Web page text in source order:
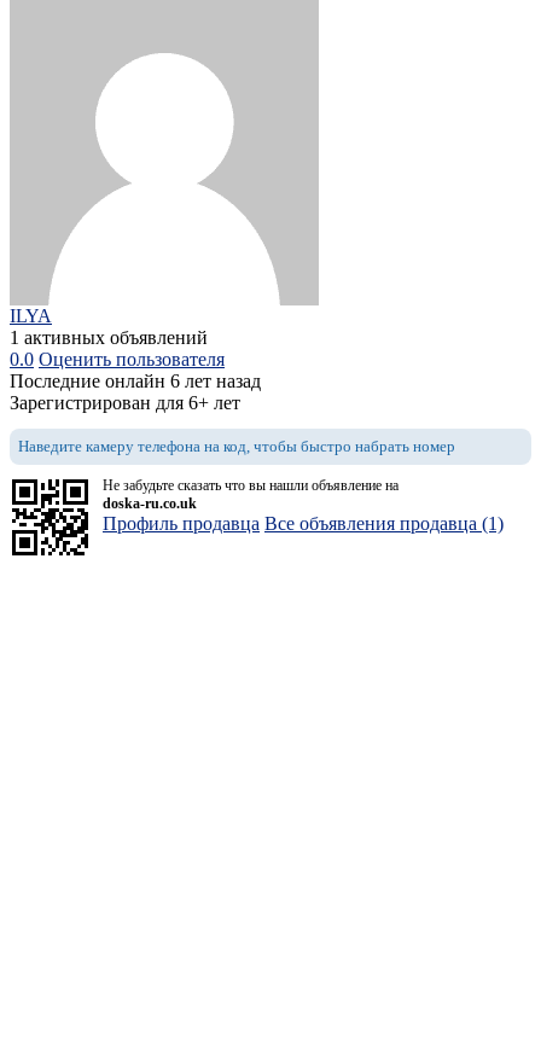
ILYA
1 активных объявлений
0.0 Оценить пользователя
Последние онлайн 6 лет назад
Зарегистрирован для 6+ лет
Наведите камеру телефона на код, чтобы быстро набрать номер
Не забудьте сказать что вы нашли объявление на
doska-ru.co.uk
Профиль продавца Все объявления продавца (1)